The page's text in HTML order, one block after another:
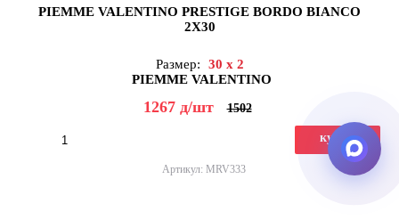
PIEMME VALENTINO PRESTIGE BORDO BIANCO
2X30
Размер:
30 x 2
PIEMME VALENTINO
1267 д/шт 1502
купить
Артикул: MRV333